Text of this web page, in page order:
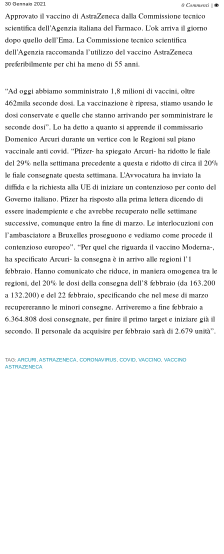
30 Gennaio 2021 0 Commenti |
Approvato il vaccino di AstraZeneca dalla Commissione tecnico
scientifica dell’Agenzia italiana del Farmaco. L’ok arriva il giorno
dopo quello dell’Ema. La Commissione tecnico scientifica
dell’Agenzia raccomanda l’utilizzo del vaccino AstraZeneca
preferibilmente per chi ha meno di 55 anni.
“Ad oggi abbiamo somministrato 1,8 milioni di vaccini, oltre
462mila seconde dosi. La vaccinazione è ripresa, stiamo usando le
dosi conservate e quelle che stanno arrivando per somministrare le
seconde dosi”. Lo ha detto a quanto si apprende il commissario
Domenico Arcuri durante un vertice con le Regioni sul piano
vaccinale anti covid. “Pfizer- ha spiegato Arcuri- ha ridotto le fiale
del 29% nella settimana precedente a questa e ridotto di circa il 20%
le fiale consegnate questa settimana. L’Avvocatura ha inviato la
diffida e la richiesta alla UE di iniziare un contenzioso per conto del
Governo italiano. Pfizer ha risposto alla prima lettera dicendo di
essere inadempiente e che avrebbe recuperato nelle settimane
successive, comunque entro la fine di marzo. Le interlocuzioni con
l’ambasciatore a Bruxelles proseguono e vediamo come procede il
contenzioso europeo”. “Per quel che riguarda il vaccino Moderna-,
ha specificato Arcuri- la consegna è in arrivo alle regioni l’1
febbraio. Hanno comunicato che riduce, in maniera omogenea tra le
regioni, del 20% le dosi della consegna dell’8 febbraio (da 163.200
a 132.200) e del 22 febbraio, specificando che nel mese di marzo
recupereranno le minori consegne. Arriveremo a fine febbraio a
6.364.808 dosi consegnate, per finire il primo target e iniziare già il
secondo. Il personale da acquisire per febbraio sarà di 2.679 unità”.
TAG: ARCURI, ASTRAZENECA, CORONAVIRUS, COVID, VACCINO, VACCINO
ASTRAZENECA